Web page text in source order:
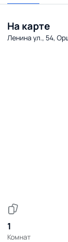
1
Комнат
На карте
Ленина ул., 54,